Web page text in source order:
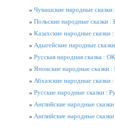
» Чувашские народные сказки
» Польские народные сказки :
» Казахские народные сказки
» Адыгейские народные
» Русская народная
» Японские народные сказки
» Абхазские народные сказки
» Русские народные сказки :
» Английские народные
» Английские народные